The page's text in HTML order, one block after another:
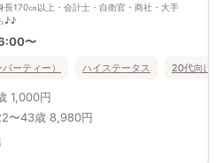
長170㎝以上・会計士・自衛官・商社・大手
♪♪
婚活にピッタリ♪♪
。素敵な異性と時間を楽しく過ごせます♪
て頂き、連絡先の交換も自由です♪
ので、ご安心してご参加下さい♪
ます。
とお伝えください。受付まで案内させて
をお支払い下さい。
〜
ーティー） ハイステータス 20代向け
1,000円
〜43歳 8,980円